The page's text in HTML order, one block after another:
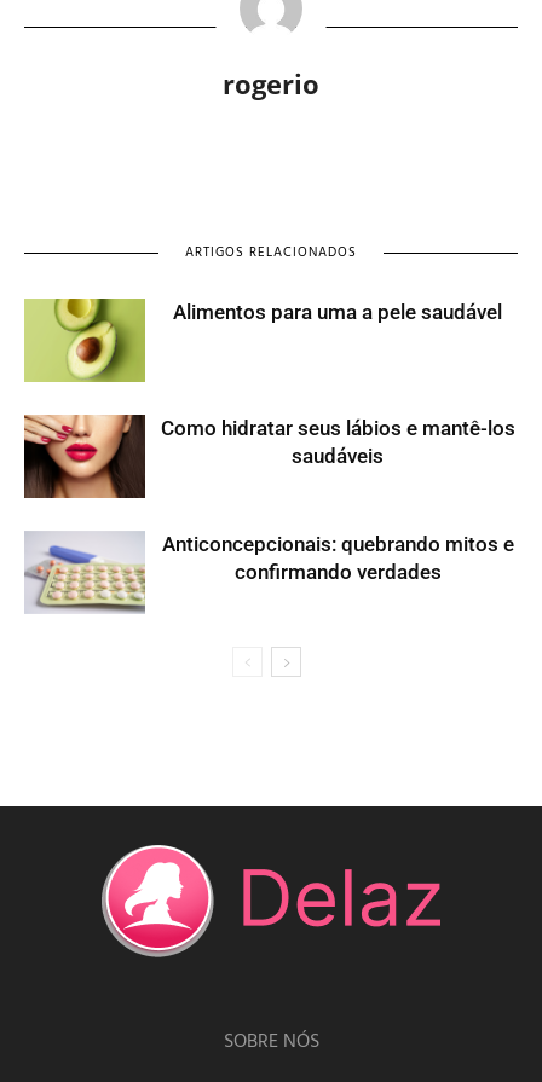
rogerio
ARTIGOS RELACIONADOS
Alimentos para uma a pele saudável
Como hidratar seus lábios e mantê-los
saudáveis
Anticoncepcionais: quebrando mitos e
confirmando verdades
SOBRE NÓS